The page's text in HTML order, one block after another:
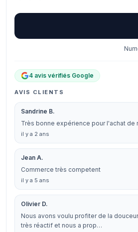
4 avis vérifiés Google
AVIS CLIENTS
Sandrine B.
Très bonne expérience pour l'achat de
il y a 2 ans
Jean A.
Commerce très competent
il y a 5 ans
Olivier D.
Nous avons voulu profiter de la
très réactif et nous a prop…